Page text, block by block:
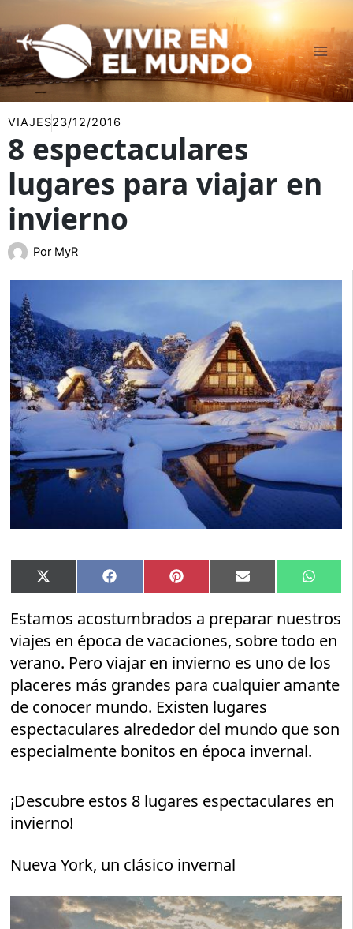
al
contenido
VIAJES23/12/2016
8 espectaculares
lugares para viajar en
invierno
Por MyR
Compartir
en
X
(Twitter)
Compartir
en
Facebook Compartir
en
Pinterest Compartir
en
Email
en
Estamos acostumbrados a preparar nuestros
viajes en época de vacaciones, sobre todo en
verano. Pero viajar en invierno es uno de los
placeres más grandes para cualquier amante
de conocer mundo. Existen lugares
espectaculares alrededor del mundo que son
especialmente bonitos en época invernal.
¡Descubre estos 8 lugares espectaculares en
invierno!
Nueva York, un clásico invernal